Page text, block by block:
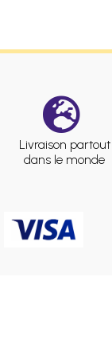
Livraison partout
dans le monde